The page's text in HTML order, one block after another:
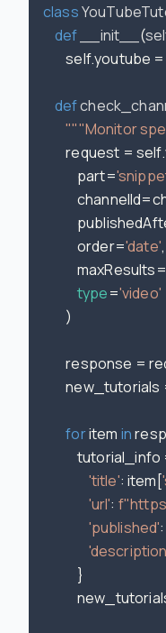
class
def
__init__ (
self.youtube
def
"""Monitor
request =
            part=
            order=
'date',
            maxResults=
type='video'
        )
response =
new_tutorials
for item in
'title': item[
'url':
'published'
            }